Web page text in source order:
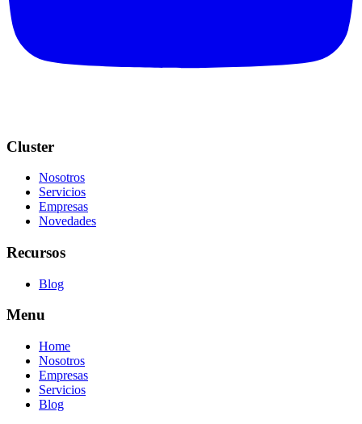
Cluster
Nosotros
Servicios
Empresas
Novedades
Recursos
Blog
Menu
Home
Nosotros
Empresas
Servicios
Blog